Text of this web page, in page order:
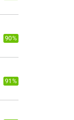
90%
91%